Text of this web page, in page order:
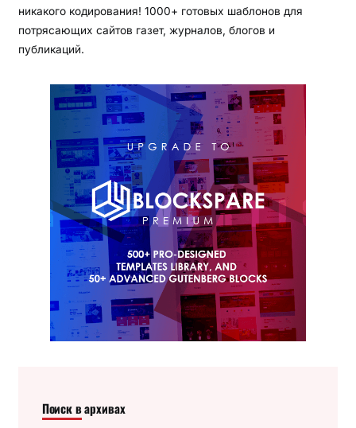
никакого кодирования! 1000+ готовых шаблонов для
потрясающих сайтов газет, журналов, блогов и
публикаций.
Поиск в архивах